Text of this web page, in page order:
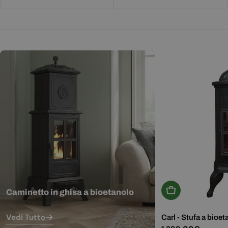
Caminetto in ghisa a bioetanolo
Vedi Tutto
Aggiungi Al
Carl - Stufa a